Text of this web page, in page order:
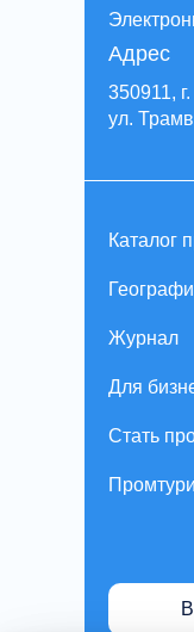
Адрес
350911,
ул.
Каталог
Журнал
Для
Стать